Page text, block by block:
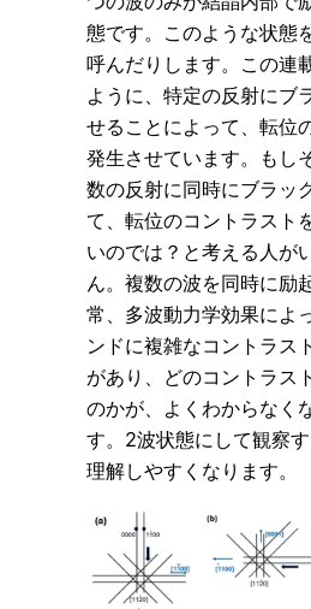
態です。このような状態
呼んだりします。この連
ように、特定の反射にブ
せることによって、転位
発生させています。もし
数の反射に同時にブラッ
て、転位のコントラスト
いのでは？と考える人が
ん。複数の波を同時に励
常、多波動力学効果によ
ンドに複雑なコントラス
があり、どのコントラス
のかが、よくわからなく
す。2波状態にして観察
理解しやすくなります。